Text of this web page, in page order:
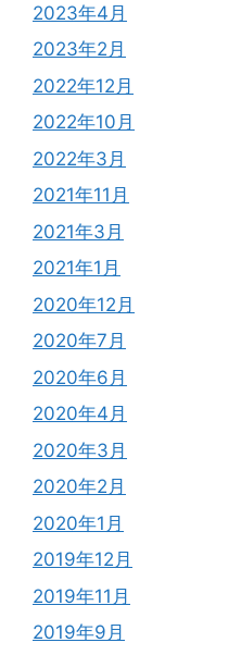
2023年4月
2023年2月
2022年12月
2022年10月
2022年3月
2021年11月
2021年3月
2021年1月
2020年12月
2020年7月
2020年6月
2020年4月
2020年3月
2020年2月
2020年1月
2019年12月
2019年11月
2019年9月